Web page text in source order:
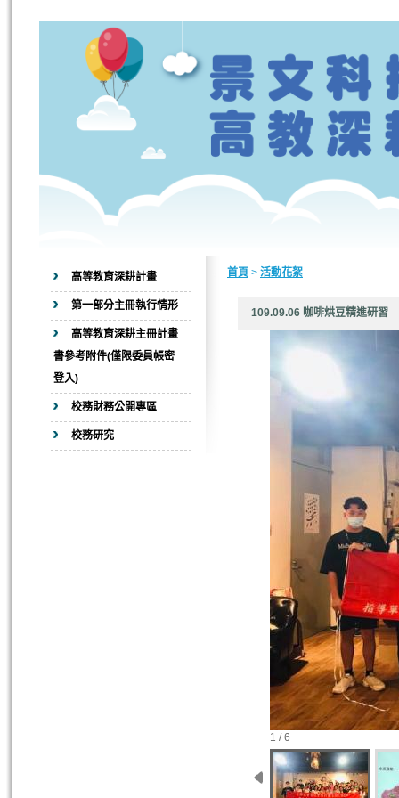
高等教育深耕計畫
第一部分主冊執行情形
高等教育深耕主冊計畫
書參考附件(僅限委員帳密
登入)
校務財務公開專區
校務研究
首頁 > 活動花絮
109.09.06 咖啡烘豆精進研
1 / 6